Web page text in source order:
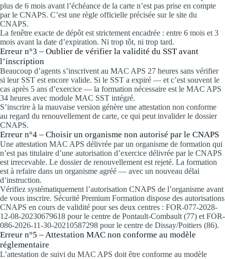
plus de 6 mois avant l’échéance de la carte n’est pas prise en compte
par le CNAPS. C’est une règle officielle précisée sur le site du
CNAPS.
La fenêtre exacte de dépôt est strictement encadrée : entre 6 mois et 3
mois avant la date d’expiration. Ni trop tôt, ni trop tard.
Erreur n°3 – Oublier de vérifier la validité du SST avant
l’inscription
Beaucoup d’agents s’inscrivent au MAC APS 27 heures sans vérifier
si leur SST est encore valide. Si le SST a expiré — et c’est souvent le
cas après 5 ans d’exercice — la formation nécessaire est le MAC APS
34 heures avec module MAC SST intégré.
S’inscrire à la mauvaise version génère une attestation non conforme
au regard du renouvellement de carte, ce qui peut invalider le dossier
CNAPS.
Erreur n°4 – Choisir un organisme non autorisé par le CNAPS
Une attestation MAC APS délivrée par un organisme de formation qui
n’est pas titulaire d’une autorisation d’exercice délivrée par le CNAPS
est irrecevable. Le dossier de renouvellement est rejeté. La formation
est à refaire dans un organisme agréé — avec un nouveau délai
d’instruction.
Vérifiez systématiquement l’autorisation CNAPS de l’organisme avant
de vous inscrire. Sécurité Premium Formation dispose des autorisations
CNAPS en cours de validité pour ses deux centres : FOR-077-2028-
12-08-20230679618 pour le centre de Pontault-Combault (77) et FOR-
086-2026-11-30-20210587298 pour le centre de Dissay/Poitiers (86).
Erreur n°5 – Attestation MAC non conforme au modèle
réglementaire
L’attestation de suivi du MAC APS doit être conforme au modèle